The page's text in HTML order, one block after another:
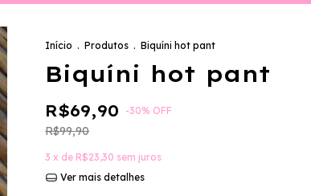
Início . Produtos . Biquíni hot pant
Biquíni hot pant
R$69,90 -30% OFF
R$99,90
3 x de R$23,30 sem juros
Ver mais detalhes